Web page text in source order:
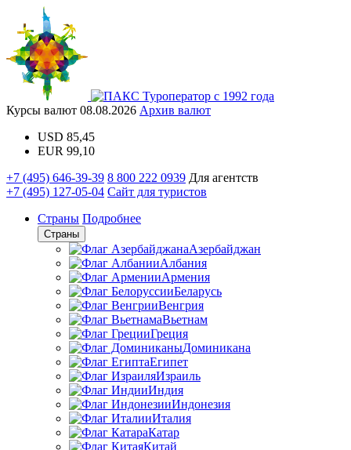
Туроператор с 1992 года
Курсы валют 08.08.2026 Архив валют
USD 85,45
EUR 99,10
+7 (495) 646-39-39 8 800 222 0939 Для агентств
+7 (495) 127-05-04 Сайт для туристов
Страны Подробнее
Страны
Азербайджан
Албания
Армения
Беларусь
Венгрия
Вьетнам
Греция
Доминикана
Египет
Израиль
Индия
Индонезия
Италия
Катар
Китай